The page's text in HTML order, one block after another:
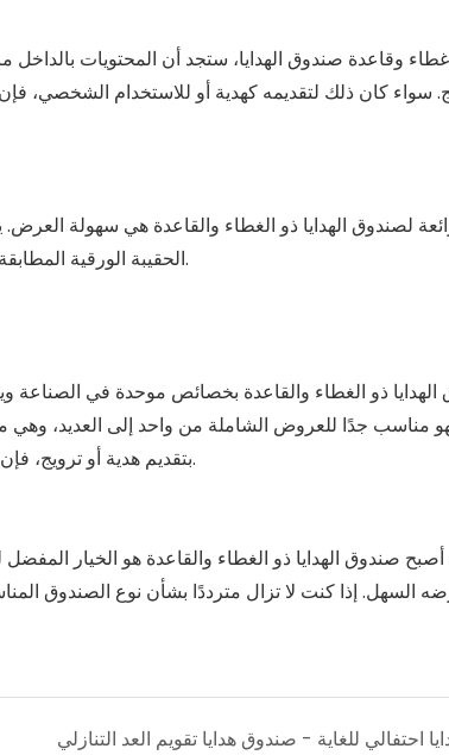
وقاعدة صندوق الهدايا، ستجد أن المحتويات
لصندوق الهدايا ذو الغطاء والقاعدة هي سهولة
الحقيبة الورقية المطابقة، تبدو العبوة بأكملها أكثر فخامة، مما يرفع من جودة المنتج على الفور.
الهدايا ذو الغطاء والقاعدة بخصائص موحدة في الصناعة
مناسب جدًا للعروض الشاملة من واحد إلى العديد، وهي
بتقديم هدية أو ترويج، فإن صندوق الهدايا ذو الغطاء والقاعدة يمكن أن يجذب المزيد من الاهتمام.
صندوق الهدايا ذو الغطاء والقاعدة هو الخيار
السهل. إذا كنت لا تزال مترددًا بشأن نوع الصندوق